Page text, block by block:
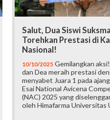
Salut, Dua Siswi Suksma
Torehkan Prestasi di
Nasional!
10/10/2025 Gemilangkan
dan Dea meraih prestasi
menyabet Juara 1 pada
Esai National Avicena
(NAC) 2025 yang
oleh Himafarma Universitas